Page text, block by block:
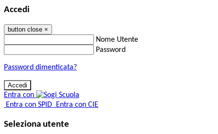
Accedi
button close ×
Nome Utente
Password
Password dimenticata?
Entra con
Entra con SPID Entra con CIE
Seleziona utente